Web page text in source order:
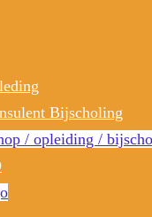
Bijscholing
/ opleiding /